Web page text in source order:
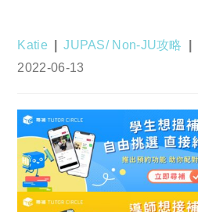
Post
Katie
Post
JUPAS/ Non-JU攻略
Post
2022-06-13